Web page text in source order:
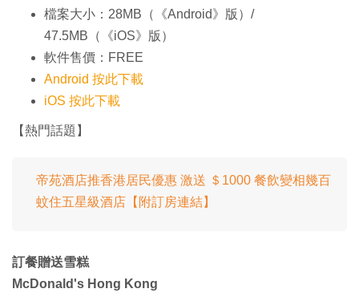
檔案大小：28MB（《Android》版）/
47.5MB（《iOS》版）
軟件售價：FREE
Android 按此下載
iOS 按此下載
【熱門話題】
帝苑酒店推香港居民優惠 激送 ＄1000 餐飲變相幾百
蚊住五星級酒店【附訂房連結】
訂餐贈送雪糕
McDonald's Hong Kong